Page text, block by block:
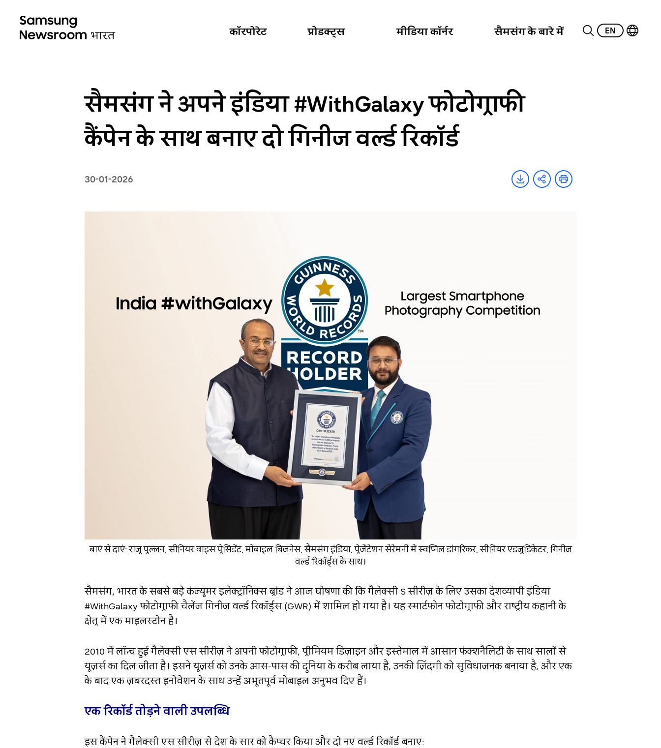
कॉरपोरेट प्रोडक्ट्स मीडिया कॉर्नर सैमसंग के बारे में EN
सैमसंग ने अपने इंडिया #WithGalaxy फोटोग्राफी
कैंपेन के साथ बनाए दो गिनीज वर्ल्ड रिकॉर्ड
30-01-2026
बाएं से दाएं: राजू पुल्लन, सीनियर वाइस प्रेसिडेंट, मोबाइल बिजनेस, सैमसंग इंडिया, प्रेजेंटेशन सेरेमनी में स्वप्निल डांगरिकर, सीनियर एडजुडिकेटर, गिनीज
वर्ल्ड रिकॉर्ड्स के साथ।
सैमसंग, भारत के सबसे बड़े कंज्यूमर इलेक्ट्रॉनिक्स ब्रांड ने आज घोषणा की कि गैलेक्सी S सीरीज़ के लिए उसका देशव्यापी इंडिया
#WithGalaxy फोटोग्राफी चैलेंज गिनीज वर्ल्ड रिकॉर्ड्स (GWR) में शामिल हो गया है। यह स्मार्टफोन फोटोग्राफी और राष्ट्रीय कहानी के
क्षेत्र में एक माइलस्टोन है।
2010 में लॉन्च हुई गैलेक्सी एस सीरीज़ ने अपनी फोटोग्राफी, प्रीमियम डिज़ाइन और इस्तेमाल में आसान फंक्शनैलिटी के साथ सालों से
यूज़र्स का दिल जीता है। इसने यूज़र्स को उनके आस-पास की दुनिया के करीब लाया है, उनकी ज़िंदगी को सुविधाजनक बनाया है, और एक
के बाद एक ज़बरदस्त इनोवेशन के साथ उन्हें अभूतपूर्व मोबाइल अनुभव दिए हैं।
एक रिकॉर्ड तोड़ने वाली उपलब्धि
इस कैंपेन ने गैलेक्सी एस सीरीज़ से देश के सार को कैप्चर किया और दो नए वर्ल्ड रिकॉर्ड बनाए: